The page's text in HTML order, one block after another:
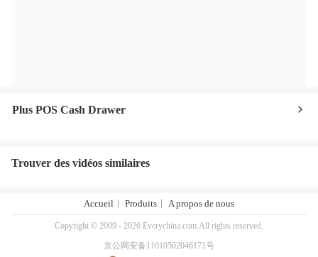
Plus POS Cash Drawer
Trouver des vidéos similaires
Accueil Produits A propos de nous
Copyright © 2009 - 2026 Everychina.com.All rights reserved.
京公网安备11010502046171号